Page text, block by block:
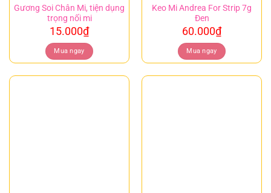
Gương Soi Chân Mi, tiện dụng
trọng nối mi
15.000₫
Mua ngay
Keo Mi Andrea For Strip 7g
Đen
60.000₫
Mua ngay